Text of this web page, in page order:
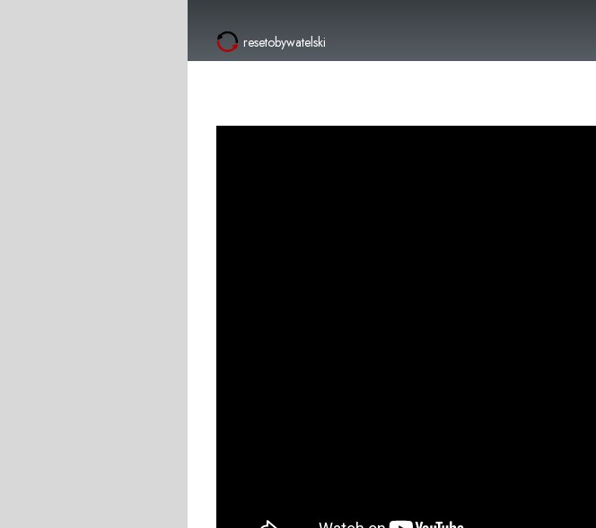
resetobywatelski